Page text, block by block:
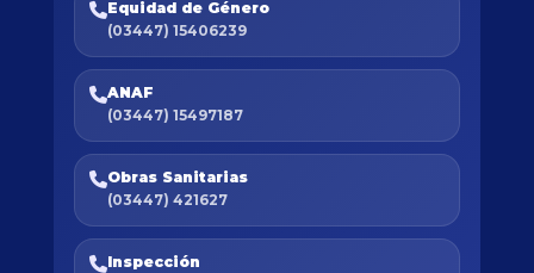
Equidad de Género
(03447) 15406239
ANAF
(03447) 15497187
Obras Sanitarias
(03447) 421627
Inspección